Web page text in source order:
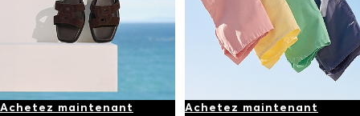
Achetez maintenant Achetez maintenant